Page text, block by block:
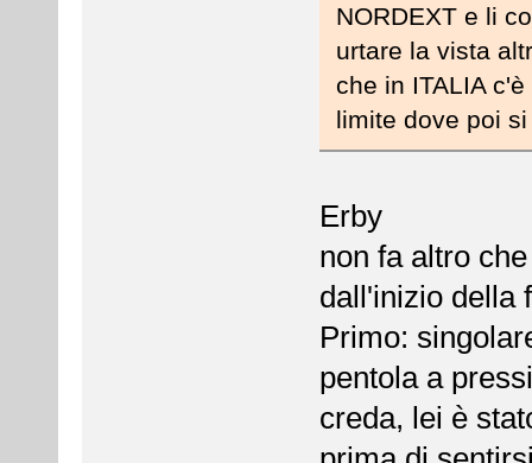
NORDEXT e li
urtare la vista
che in ITALIA
limite dove poi
Erby
non fa altro
dall'inizio della
Primo:
pentola a
creda, lei è